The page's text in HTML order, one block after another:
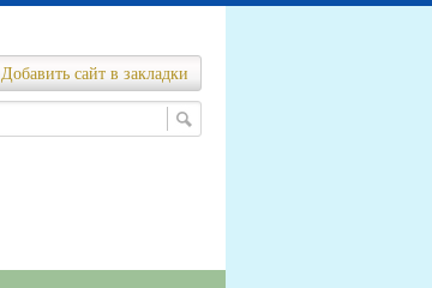
Добавить сайт в закладки